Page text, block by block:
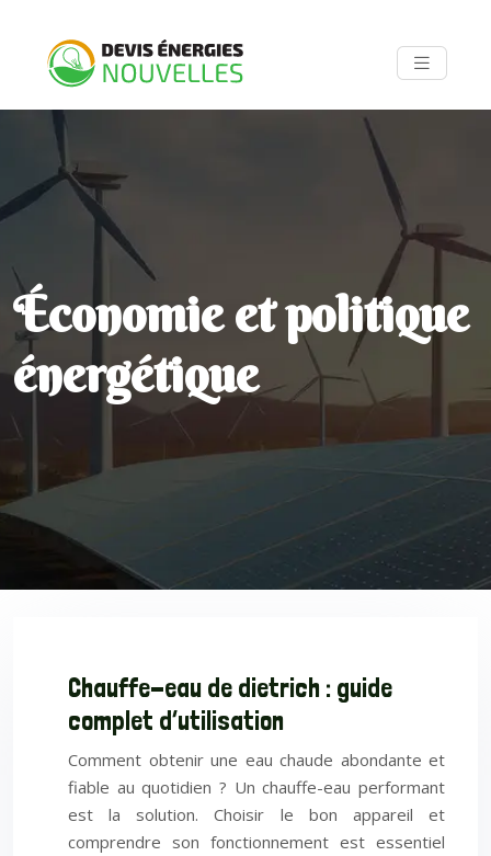
Économie et politique
énergétique
Chauffe-eau de dietrich : guide
complet d’utilisation
Comment obtenir une eau chaude abondante et
fiable au quotidien ? Un chauffe-eau performant
est la solution. Choisir le bon appareil et
comprendre son fonctionnement est essentiel